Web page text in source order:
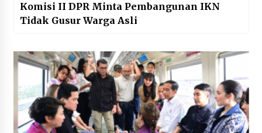
Komisi II DPR Minta Pembangunan IKN
Tidak Gusur Warga Asli